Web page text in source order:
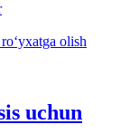
olish
uchun